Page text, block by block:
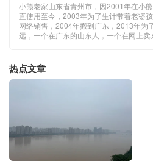
小熊老家山东省青州市，因2001年在小
直使用至今，2003年为了生计带着老婆
网络销售，2004年搬到广东，2013年为
远，一个在广东的山东人，一个在网上卖
热点文章